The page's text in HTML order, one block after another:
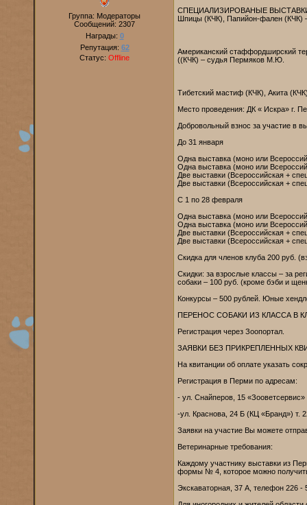
Группа: Модераторы
Сообщений: 2307
Награды: 0
Репутация: 62
Статус: Offline
СПЕЦИАЛИЗИРОВАНЫЕ
Шпицы (КЧК), Папийон-фален (КЧК)
Американский стаффордширский
((КЧК) – судья Пермяков М.Ю.
Тибетский мастиф (КЧК), Акита
Место проведения: ДК « Искра» г.
Добровольный взнос за участие в
До 31 января
Одна выставка (моно или
Одна выставка (моно или
Две выставки (Всероссийская +
Две выставки (Всероссийская +
С 1 по 28 февраля
Одна выставка (моно или
Одна выставка (моно или
Две выставки (Всероссийская +
Две выставки (Всероссийская +
Скидка для членов клуба 200 руб.
Скидки: за взрослые классы – за
собаки – 100 руб. (кроме бэби и
Конкурсы – 500 рублей. Юные
ПЕРЕНОС СОБАКИ ИЗ КЛАССА В
Регистрация через Зоопортал.
ЗАЯВКИ БЕЗ ПРИКРЕПЛЕННЫХ
На квитанции об оплате указать
Регистрация в Перми по адресам:
- ул. Снайперов, 15
-ул. Краснова, 24 Б (КЦ «Бранд») т.
Заявки на участие Вы можете
Ветеринарные требования:
Каждому участнику выставки из
формы № 4, которое можно
Экскаваторная, 37 А, телефон 226